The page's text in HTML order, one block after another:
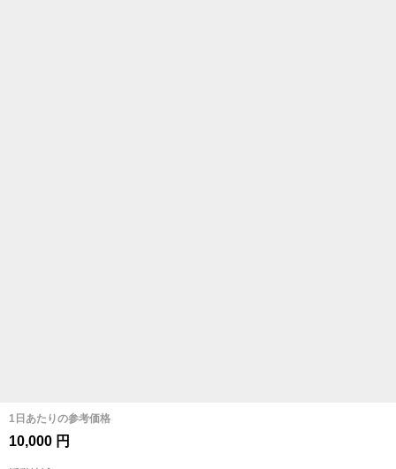
1日あたりの参考価格
10,000 円